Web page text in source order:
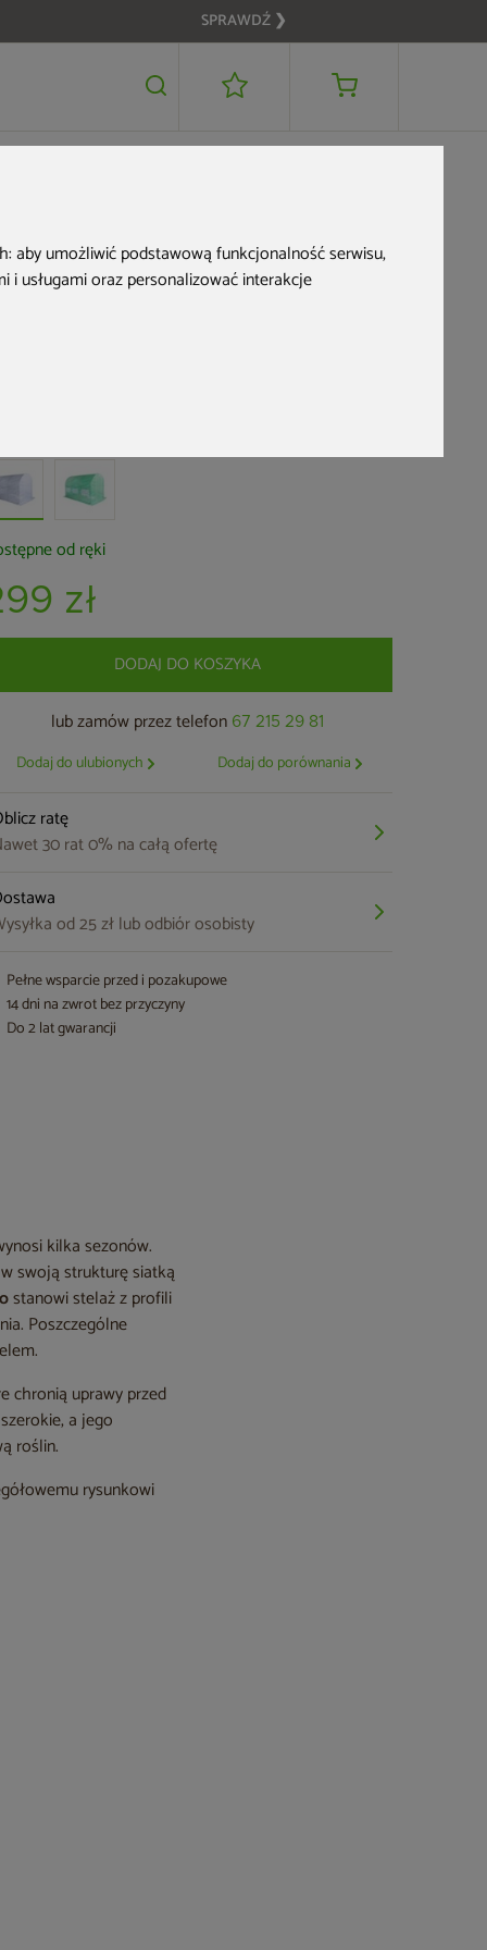
aby umożliwić podstawową funkcjonalność serwisu,
i usługami oraz personalizować interakcje
SPRAWDŹ ❯
299 zł DODAJ DO KOSZYKA
foliowy 2x3 m
od ręki
zł
DODAJ DO KOSZYKA
lub zamów przez telefon 67 215 29 81
Dodaj do ulubionych Dodaj do porównania
ratę
30 rat 0% na całą ofertę
od 25 zł lub odbiór osobisty
Pełne wsparcie przed i pozakupowe
14 dni na zwrot bez przyczyny
Do 2 lat gwarancji
kilka sezonów.
swoją strukturę siatką
stanowi stelaż z profili
Poszczególne
chronią uprawy przed
a jego
roślin.
rysunkowi